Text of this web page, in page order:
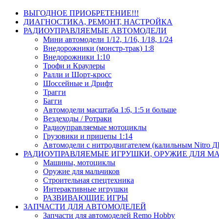
ВЫГОДНОЕ ПРИОБРЕТЕНИЕ!!!
ДИАГНОСТИКА, РЕМОНТ, НАСТРОЙКА
РАДИОУПРАВЛЯЕМЫЕ АВТОМОДЕЛИ
Мини автомодели 1/12, 1/16, 1/18, 1/24
Внедорожники (монстр-трак) 1:8
Внедорожники 1:10
Трофи и Краулеры
Ралли и Шорт-кросс
Шоссейные и Дрифт
Трагги
Багги
Автомодели масштаба 1:6, 1:5 и больше
Вездеходы / Ротраки
Радиоуправляемые мотоциклы
Грузовики и прицепы 1:14
Автомодели с нитродвигателем (калильным Nitro
РАДИОУПРАВЛЯЕМЫЕ ИГРУШКИ, ОРУЖИЕ ДЛЯ
Машины, мотоциклы
Оружие для мальчиков
Строительная спецтехника
Интерактивные игрушки
РАЗВИВАЮЩИЕ ИГРЫ
ЗАПЧАСТИ ДЛЯ АВТОМОДЕЛЕЙ
Запчасти для автомоделей Remo Hobby